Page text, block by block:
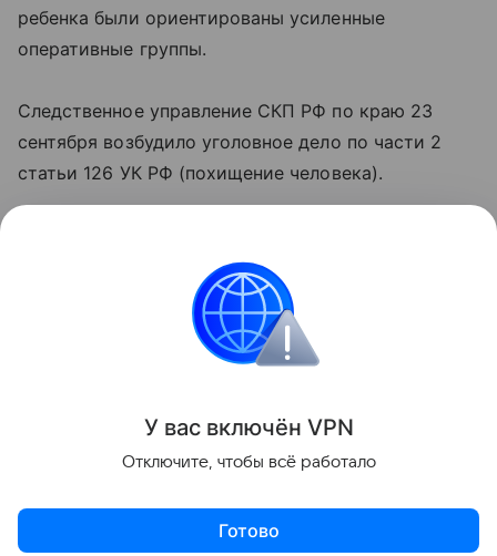
ребенка были ориентированы усиленные
оперативные группы.
Следственное управление СКП РФ по краю 23
сентября возбудило уголовное дело по части 2
статьи 126 УК РФ (похищение человека).
трех дней с момента возбуждения уголовного
дела. Буквально через сутки мы смогли
установить личность похитителя и выйти на его
след, а накануне милиция задержала
Поделиться
У вас включён VPN
Отключите, чтобы всё работало
Готово